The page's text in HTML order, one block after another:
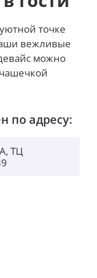
точке
вежливые
можно
по адресу:
ТЦ